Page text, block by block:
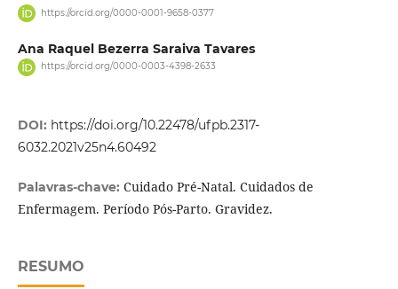
https://orcid.org/0000-0001-9658-0377
Ana Raquel Bezerra Saraiva Tavares
https://orcid.org/0000-0003-4398-2633
DOI: https://doi.org/10.22478/ufpb.2317-
6032.2021v25n4.60492
Palavras-chave: Cuidado Pré-Natal. Cuidados de
Enfermagem. Período Pós-Parto. Gravidez.
RESUMO